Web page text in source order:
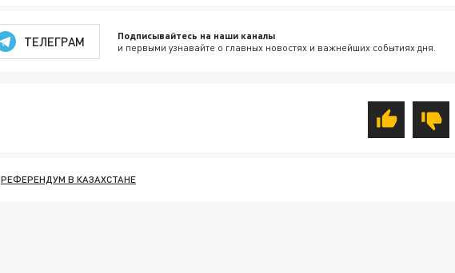
ТЕЛЕГРАМ Подписывайтесь на наши каналы
и первыми узнавайте о главных новостях и важнейших событиях дня.
РЕФЕРЕНДУМ В КАЗАХСТАНЕ